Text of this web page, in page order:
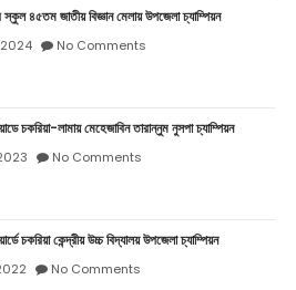
স্কুল ৪৫তম জাতীয় বিজ্ঞান মেলায় উপজেলা চ্যাম্পিয়ন
No Comments
চকরিয়া-লামায় মেহেজাবিন তারান্নুম নুসপা চ্যাম্পিয়ন
No Comments
চকরিয়া কেন্দ্রীয় উচ্চ বিদ্যালয় উপজেলা চ্যাম্পিয়ন
No Comments